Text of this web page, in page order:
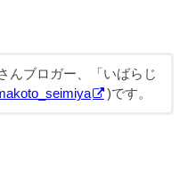
んブロガー、「いばらじ
)です。